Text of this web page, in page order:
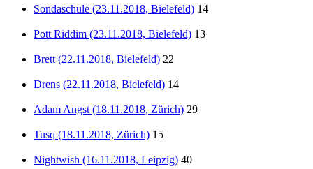
Sondaschule (23.11.2018, Bielefeld) 14
Pott Riddim (23.11.2018, Bielefeld) 13
Brett (22.11.2018, Bielefeld) 22
Drens (22.11.2018, Bielefeld) 14
Adam Angst (18.11.2018, Zürich) 29
Tusq (18.11.2018, Zürich) 15
Nightwish (16.11.2018, Leipzig) 40